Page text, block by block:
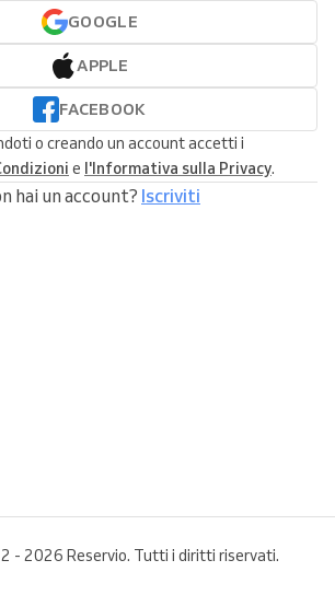
GOOGLE
APPLE
FACEBOOK
o creando un account accetti i
e l'Informativa sulla Privacy.
hai un account? Iscriviti
- 2026 Reservio. Tutti i diritti riservati.